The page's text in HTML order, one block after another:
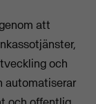
att
och
automatiserar